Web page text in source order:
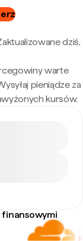
dziś,
warte
pieniądze za
kursów.